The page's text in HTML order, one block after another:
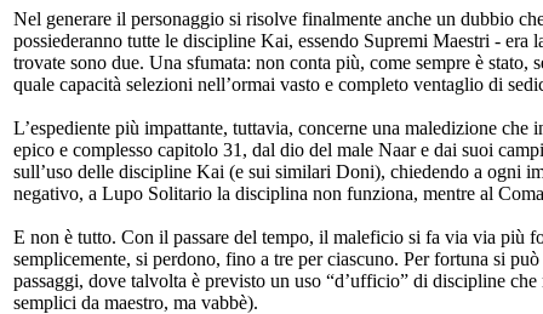
Nel generare il personaggio si risolve finalmente anche un dubbio
possiederanno tutte le discipline Kai, essendo Supremi Maestri -
trovate sono due. Una sfumata: non conta più, come sempre è
quale capacità selezioni nell’ormai vasto e completo ventaglio di
L’espediente più impattante, tuttavia, concerne una maledizione
epico e complesso capitolo 31, dal dio del male Naar e dai suoi
sull’uso delle discipline Kai (e sui similari Doni), chiedendo a ogni
negativo, a Lupo Solitario la disciplina non funziona, mentre al
E non è tutto. Con il passare del tempo, il maleficio si fa via via più
semplicemente, si perdono, fino a tre per ciascuno. Per fortuna si
passaggi, dove talvolta è previsto un uso “d’ufficio” di discipline
semplici da maestro, ma vabbè).